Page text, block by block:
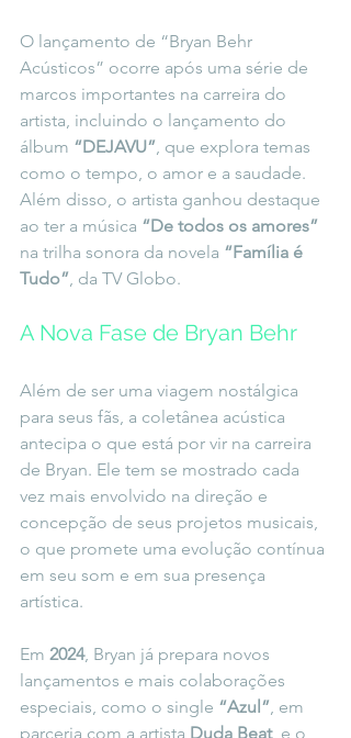
O lançamento de “Bryan Behr
Acústicos” ocorre após uma série de
marcos importantes na carreira do
artista, incluindo o lançamento do
álbum “DEJAVU” , que explora temas
como o tempo, o amor e a saudade.
Além disso, o artista ganhou destaque
ao ter a música “De todos os amores”
na trilha sonora da novela “Família é
Tudo” , da TV Globo.
A Nova Fase de Bryan Behr
Além de ser uma viagem nostálgica
para seus fãs, a coletânea acústica
antecipa o que está por vir na carreira
de Bryan. Ele tem se mostrado cada
vez mais envolvido na direção e
concepção de seus projetos musicais,
o que promete uma evolução contínua
em seu som e em sua presença
artística.
Em 2024, Bryan já prepara novos
lançamentos e mais colaborações
especiais, como o single “Azul” , em
parceria com a artista Duda Beat, e o